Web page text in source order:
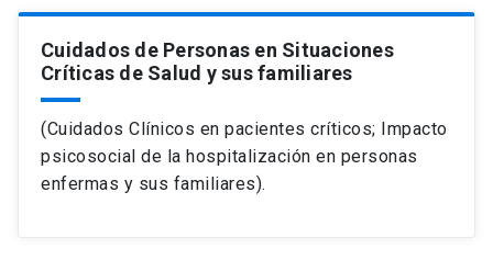
Cuidados de Personas en Situaciones
Críticas de Salud y sus familiares
(Cuidados Clínicos en pacientes críticos; Impacto
psicosocial de la hospitalización en personas
enfermas y sus familiares).